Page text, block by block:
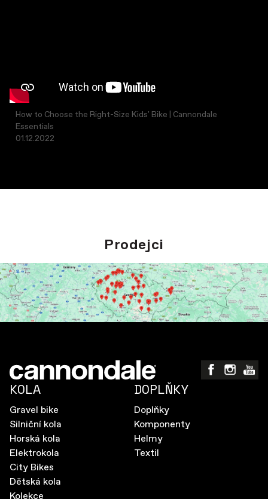
How to Choose the Right-Size Kids' Bike | Cannondale
Essentials
01.12.2022
Prodejci
KOLA
Gravel bike
Silniční kola
Horská kola
Elektrokola
City Bikes
Dětská kola
Kolekce
DOPLŇKY
Doplňky
Komponenty
Helmy
Textil